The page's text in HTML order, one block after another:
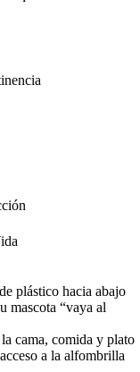
plástico hacia abajo
mascota “vaya al
cama, comida y plato
a la alfombrilla